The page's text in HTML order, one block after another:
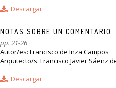
Descargar
NOTAS SOBRE UN
pp. 21-26
Autor/es: Francisco de Inza Campos
Arquitecto/s: Francisco Javier Sáenz
Descargar